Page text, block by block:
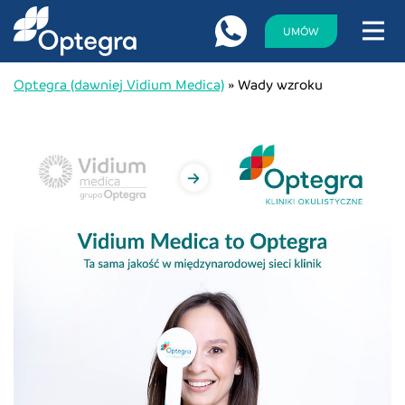
UMÓW
Optegra (dawniej Vidium Medica) » Wady wzroku